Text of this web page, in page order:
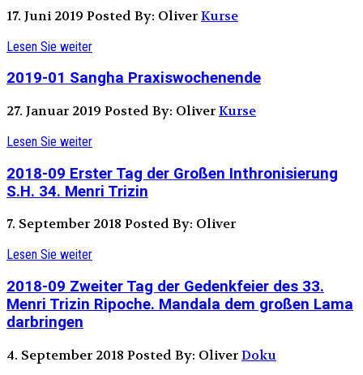
17. Juni 2019 Posted By: OliverKurse
Lesen Sie weiter
2019-01 Sangha Praxiswochenende
27. Januar 2019 Posted By: OliverKurse
Lesen Sie weiter
2018-09 Erster Tag der Großen Inthronisierung
S.H. 34. Menri Trizin
7. September 2018 Posted By: Oliver
Lesen Sie weiter
2018-09 Zweiter Tag der Gedenkfeier des 33.
Menri Trizin Ripoche. Mandala dem großen Lama
darbringen
4. September 2018 Posted By: OliverDoku